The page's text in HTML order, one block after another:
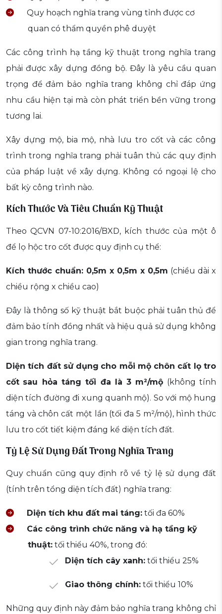
Quy hoạch nghĩa trang vùng tỉnh được cơ
quan có thẩm quyền phê duyệt
Các công trình hạ tầng kỹ thuật trong nghĩa trang
phải được xây dựng đồng bộ. Đây là yêu cầu quan
trọng để đảm bảo nghĩa trang không chỉ đáp ứng
nhu cầu hiện tại mà còn phát triển bền vững trong
tương lai.
Xây dựng mộ, bia mộ, nhà lưu tro cốt và các công
trình trong nghĩa trang phải tuân thủ các quy định
của pháp luật về xây dựng. Không có ngoại lệ cho
bất kỳ công trình nào.
Kích Thước Và Tiêu Chuẩn Kỹ Thuật
Theo QCVN 07-10:2016/BXD, kích thước của một ô
để lọ hộc tro cốt được quy định cụ thể:
Kích thước chuẩn: 0,5m x 0,5m x 0,5m (chiều dài x
chiều rộng x chiều cao)
Đây là thông số kỹ thuật bắt buộc phải tuân thủ để
đảm bảo tính đồng nhất và hiệu quả sử dụng không
gian trong nghĩa trang.
Diện tích đất sử dụng cho mỗi mộ chôn cất lọ tro
cốt sau hỏa táng tối đa là 3 m²/mộ (không tính
diện tích đường đi xung quanh mộ). So với mộ hung
táng và chôn cất một lần (tối đa 5 m²/mộ), hình thức
lưu tro cốt tiết kiệm đáng kể diện tích đất.
Tỷ Lệ Sử Dụng Đất Trong Nghĩa Trang
Quy chuẩn cũng quy định rõ về tỷ lệ sử dụng đất
(tính trên tổng diện tích đất) nghĩa trang:
Diện tích khu đất mai táng: tối đa 60%
Các công trình chức năng và hạ tầng kỹ
thuật: tối thiểu 40%, trong đó:
Diện tích cây xanh: tối thiểu 25%
Giao thông chính: tối thiểu 10%
Những quy định này đảm bảo nghĩa trang không chỉ